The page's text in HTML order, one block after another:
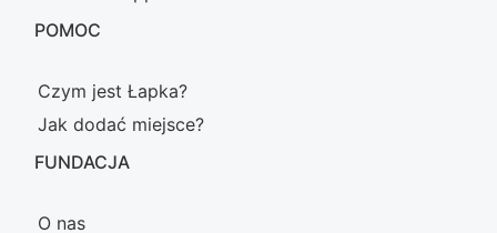
POMOC
Czym jest Łapka?
Jak dodać miejsce?
FUNDACJA
O nas